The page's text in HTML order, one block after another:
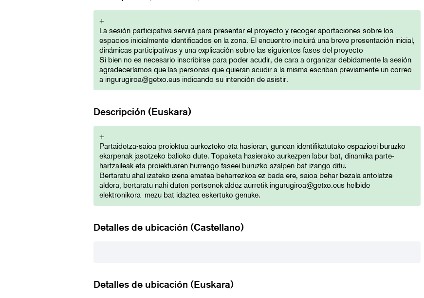
+
La sesión participativa servirá para presentar el proyecto y recoger aportaciones sobre los
espacios inicialmente identificados en la zona. El encuentro incluirá una breve presentación inicial,
dinámicas participativas y una explicación sobre las siguientes fases del proyecto
Si bien no es necesario inscribirse para poder acudir, de cara a organizar debidamente la sesión
agradeceríamos que las personas que quieran acudir a la misma escriban previamente un correo
a ingurugiroa@getxo.eus indicando su intención de asistir.
Descripción (Euskara)
+
Partaidetza-saioa proiektua aurkezteko eta hasieran, gunean identifikatutako espazioei buruzko
ekarpenak jasotzeko balioko dute. Topaketa hasierako aurkezpen labur bat, dinamika parte-
hartzaileak eta proiektuaren hurrengo faseei buruzko azalpen bat izango ditu.
Bertaratu ahal izateko izena ematea beharrezkoa ez bada ere, saioa behar bezala antolatze
aldera, bertaratu nahi duten pertsonek aldez aurretik ingurugiroa@getxo.eus helbide
elektronikora mezu bat idaztea eskertuko genuke.
Detalles de ubicación (Castellano)
Detalles de ubicación (Euskara)